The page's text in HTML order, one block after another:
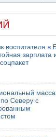
воспитателя в
зарплата
Северу с